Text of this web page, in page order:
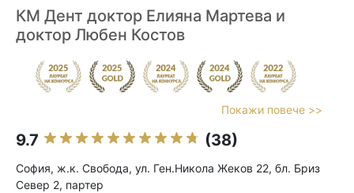
КМ Дент доктор Елияна Мартева и
доктор Любен Костов
Покажи повече >>
9.7 (38)
София, ж.к. Свобода, ул. Ген.Никола Жеков 22, бл. Бриз
Север 2, партер